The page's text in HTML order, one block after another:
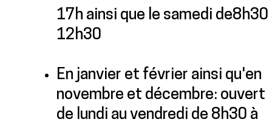
17h ainsi que le samedi de8h30
12h30
En janvier et février ainsi qu'en
novembre et décembre: ouvert
de lundi au vendredi de 8h30 à